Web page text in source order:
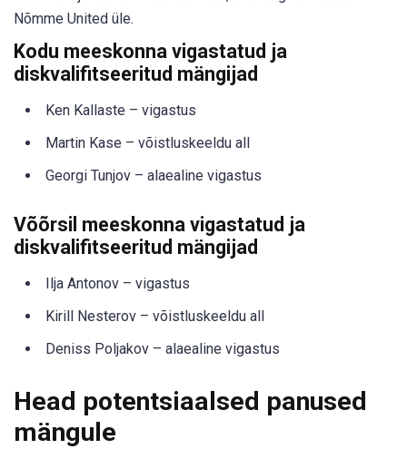
Nõmme United üle.
Kodu meeskonna vigastatud ja
diskvalifitseeritud mängijad
Ken Kallaste – vigastus
Martin Kase – võistluskeeldu all
Georgi Tunjov – alaealine vigastus
Võõrsil meeskonna vigastatud ja
diskvalifitseeritud mängijad
Ilja Antonov – vigastus
Kirill Nesterov – võistluskeeldu all
Deniss Poljakov – alaealine vigastus
Head potentsiaalsed panused
mängule